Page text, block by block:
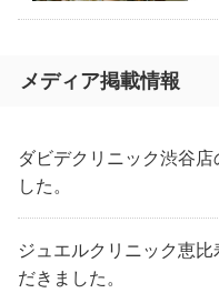
メディア掲載情報
ダビデクリニック渋谷
した。
ジュエルクリニック恵
だきました。